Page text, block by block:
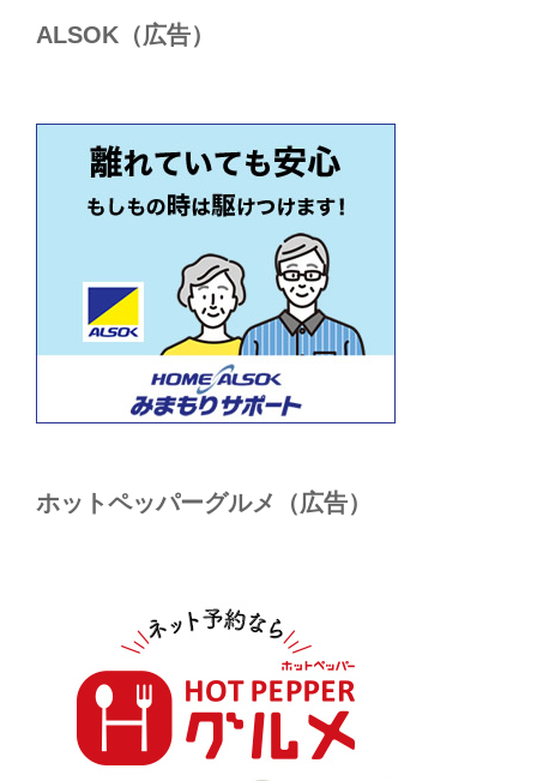
ALSОK（広告）
ホットペッパーグルメ（広告）